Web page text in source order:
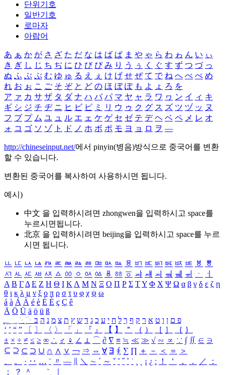
단위기호
일반기호
로마자
아랍어
あ ぁ か が さ ざ た だ な は ば ぱ ま や ゃ ら わ ゎ ん い ぃ
き ぎ し じ ち ぢ に ひ び ぴ み り う ぅ く ぐ す ず つ づ っ
ぬ ふ ぶ ぷ む ゆ ゅ る え ぇ け げ せ ぜ て で ね へ べ ぺ め
れ お ぉ こ ご そ ぞ と ど の ほ ぼ ぽ も よ ょ ろ を
ア ァ カ サ ザ タ ダ ナ ハ バ パ マ ヤ ャ ラ ワ ヮ ン イ ィ キ
ギ シ ジ チ ヂ ニ ヒ ビ ピ ミ リ ウ ゥ ク グ ス ズ ツ ヅ ッ ヌ
フ ブ プ ム ユ ュ ル エ ェ ケ ゲ セ ゼ テ デ ヘ ベ ペ メ レ オ
ォ コ ゴ ソ ゾ ト ド ノ ホ ボ ポ モ ヨ ョ ロ ヲ ―
http://chineseinput.net/에서 pinyin(병음)방식으로 중국어를 변환
할 수 있습니다.
변환된 중국어를 복사하여 사용하시면 됩니다.
예시)
中文 을 입력하시려면 zhongwen을 입력하시고 space를
누르시면됩니다.
北京 을 입력하시려면 beijing을 입력하시고 space를 누르
시면 됩니다.
ㅥ ㅦ ㅧ ㅨ ㅩ ㅪ ㅫ ㅬ ㅭ ㅮ ㅯ ㅰ ㅱ ㅲ ㅳ ㅴ ㅵ ㅶ ㅷ ㅸ
ㅹ
ㅺ ㅻ ㅼ ㅽ ㅾ ㅿ ㆀ ㆁ ㆂ ㆃ ㆄ ㆅ ㆆ ㆇ ㆈ ㆉ ㆊ ㆋ ㆌ ㆍ
ㆎ
Α Β ΓΔ Ε Ζ Η Θ Ι ΚΛ Μ Ν Ξ Ο Π Ρ Σ ΤΥ Φ Χ Ψ Ω α β γ δ ε ζ η
θ ι κ λ μ ν ξ ο π ρ σ τ υ φ χ ψ ω
á à Á À é è É È ç Ç ê
Ä Ö Ü ä ö ü ß
ִֶֹ ֻּ ׁׂ פ ם ן ו ט א ר ק ף ך ל ח י ע כ ג ד ש ץ ת צ מ נ ה ב
‘ ’ “ ” 〔 〕 〈 〉 「 」 『 』 【 】 ＂ （ ） ［ ］ ｛ ｝
± × ÷ ≠ ≤ ≥ ∞ ∴ ♂ ♀ ∠ ⊥ ⌒ ∂ ∇ ≡ ≒ ≪ ≫ √ ∽ ∝ ∵ ∫ ∬ ∈ ∋
⊆ ⊇ ⊂ ⊃ ∪ ∩ ∧ ∨ ￢ ⇒ ⇔ ∀ ∃ ∮ ∑ ∏ ＋ － ＜ ＝
＞
、
。 · ‥ … ¨ 〃 ― ＼ ∼ ´ ～ ˇ ˘ ˝ ˚ ˙ ¸ ¡ ¿ ː ！ ＇ ， ． ／
：
；
？ ＾ ｀